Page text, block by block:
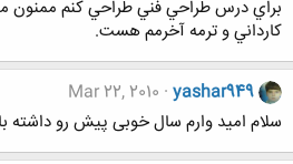
كارداني و ترمه آخرمم هست.
yashar949
Mar 22, 2010
سلام امید وارم سال خوبی پیش رو داشته